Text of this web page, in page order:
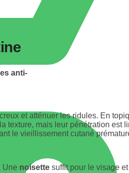
anti-
et atténuer les ridules. En
mais leur pénétration
le vieillissement cutané
Une noisette suffit pour le visage